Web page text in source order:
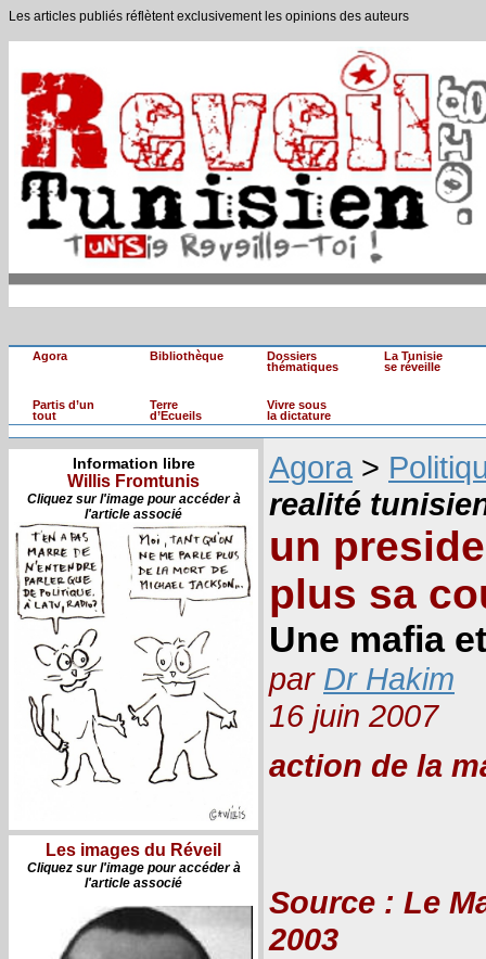
Les articles publiés réflètent exclusivement les opinions des auteurs
Agora Bibliothèque
Dossiers
thématiques
La Tunisie
se réveille
Partis d’un
tout
Terre
d’Ecueils
Vivre sous
la dictature
Information libre
Willis Fromtunis
Cliquez sur l'image pour accéder à
l'article associé
Les images du Réveil
Cliquez sur l'image pour accéder à
l'article associé
Agora >
realité
un
plus sa
Une mafia
par Dr Hakim
16 juin 2007
action de la
Source : Le
2003